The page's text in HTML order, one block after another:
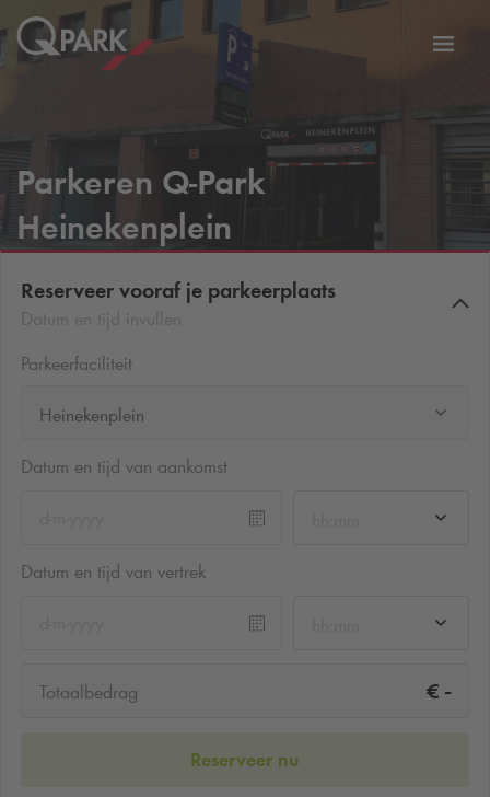
Parkeren Q-Park
Heinekenplein
Reserveer vooraf je parkeerplaats
Parkeerfaciliteit
Heinekenplein
Datum en tijd van aankomst
Datum en tijd van vertrek
Totaalbedrag € -
Reserveer nu